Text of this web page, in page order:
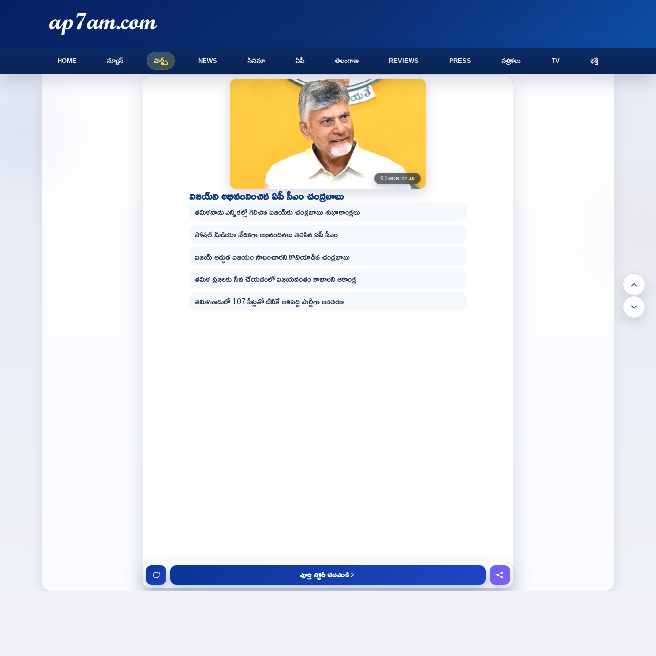
HOME న్యూస్ షార్ట్స్ NEWS సినిమా ఏపీ తెలంగాణ REVIEWS PRESS పత్రికలు TV భక్తి
01MON 22:49
విజయ్‌ని అభినందించిన ఏపీ సీఎం చంద్రబాబు
తమిళనాడు ఎన్నికల్లో గెలిచిన విజయ్‌కు చంద్రబాబు శుభాకాంక్షలు
సోషల్ మీడియా వేదికగా అభినందనలు తెలిపిన ఏపీ సీఎం
విజయ్ అద్భుత విజయం సాధించారని కొనియాడిన చంద్రబాబు
తమిళ ప్రజలకు సేవ చేయడంలో విజయవంతం కావాలని ఆకాంక్ష
తమిళనాడులో 107 సీట్లతో టీవీకే అతిపెద్ద పార్టీగా అవతరణ
పూర్తి స్టోరీ చదవండి